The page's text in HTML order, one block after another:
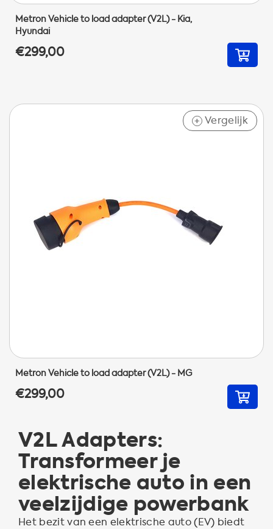
Metron Vehicle to load adapter (V2L) - Kia,
Hyundai
€299,00
+ Vergelijk
Metron Vehicle to load adapter (V2L) - MG
€299,00
V2L Adapters:
Transformeer je
elektrische auto in een
veelzijdige powerbank
Het bezit van een elektrische auto (EV) biedt